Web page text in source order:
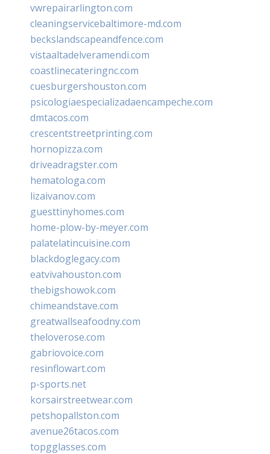
vwrepairarlington.com
cleaningservicebaltimore-md.com
beckslandscapeandfence.com
vistaaltadelveramendi.com
coastlinecateringnc.com
cuesburgershouston.com
psicologiaespecializadaencampeche.com
dmtacos.com
crescentstreetprinting.com
hornopizza.com
driveadragster.com
hematologa.com
lizaivanov.com
guesttinyhomes.com
home-plow-by-meyer.com
palatelatincuisine.com
blackdoglegacy.com
eatvivahouston.com
thebigshowok.com
chimeandstave.com
greatwallseafoodny.com
theloverose.com
gabriovoice.com
resinflowart.com
p-sports.net
korsairstreetwear.com
petshopallston.com
avenue26tacos.com
topgglasses.com